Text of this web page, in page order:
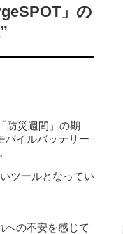
」の
防災週間」の期
バイルバッテリー
ツールとなってい
への不安を感じて